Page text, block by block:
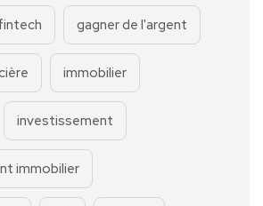
gagner de l'argent
immobilier
investissement
immobilier